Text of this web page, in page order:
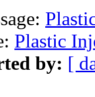
Plastic
by: [